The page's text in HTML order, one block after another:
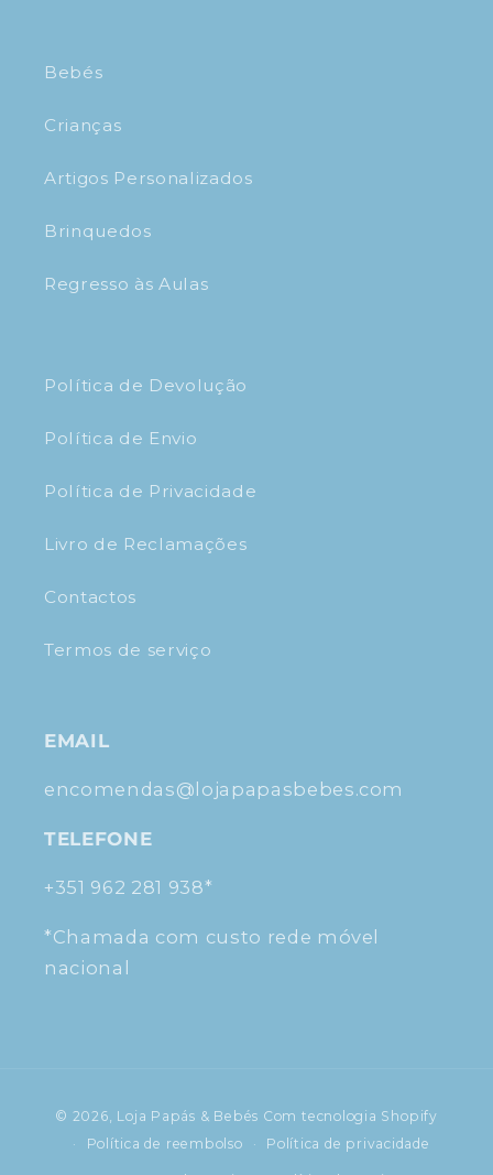
Bebés
Crianças
Artigos Personalizados
Brinquedos
Regresso às Aulas
Política de Devolução
Política de Envio
Política de Privacidade
Livro de Reclamações
Contactos
Termos de serviço
EMAIL
encomendas@lojapapasbebes.com
TELEFONE
+351 962 281 938*
*Chamada com custo rede móvel
nacional
© 2026, Loja Papás & Bebés Com tecnologia Shopify
Política de reembolso
Política de privacidade